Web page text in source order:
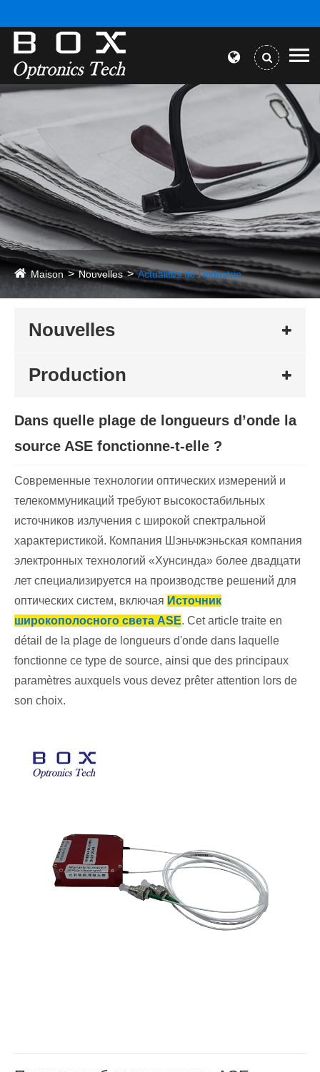
Maison Nouvelles Actualités de l'industrie
Nouvelles
Production
Dans quelle plage de longueurs d’onde la
source ASE fonctionne-t-elle ?
Современные технологии оптических измерений и
телекоммуникаций требуют высокостабильных
источников излучения с широкой спектральной
характеристикой. Компания Шэньчжэньская компания
электронных технологий «Хунсинда» более двадцати
лет специализируется на производстве решений для
оптических систем, включая Источник
широкополосного света ASE. Cet article traite en
détail de la plage de longueurs d'onde dans laquelle
fonctionne ce type de source, ainsi que des principaux
paramètres auxquels vous devez prêter attention lors de
son choix.